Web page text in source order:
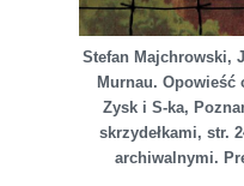
Stefan Majchrowski,
Murnau. Opowieść
Zysk i S-ka,
skrzydełkami, str.
archiwalnymi.